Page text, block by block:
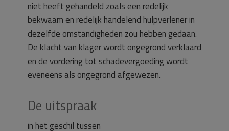
niet heeft gehandeld zoals een redelijk
bekwaam en redelijk handelend hulpverlener in
dezelfde omstandigheden zou hebben gedaan.
De klacht van klager wordt ongegrond verklaard
en de vordering tot schadevergoeding wordt
eveneens als ongegrond afgewezen.
De uitspraak
in het geschil tussen